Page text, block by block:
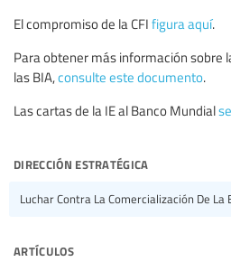
El compromiso de la CFI figura aquí.
Para obtener más información sobre
las BIA,consulte este documento.
Las cartas de la IE al Banco Mundial
dirección estratégica
Luchar Contra La Comercialización De La
artículos